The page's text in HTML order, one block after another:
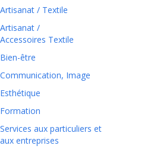
Artisanat / Textile
Artisanat /
Accessoires Textile
Bien-être
Communication, Image
Esthétique
Formation
Services aux particuliers et
aux entreprises